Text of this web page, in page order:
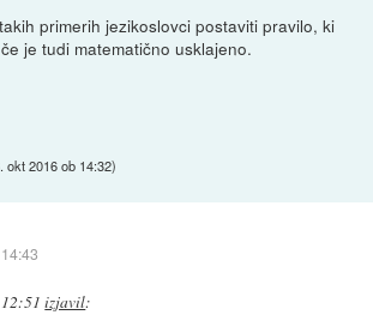
primerih jezikoslovci postaviti pravilo, ki
je tudi matematično usklajeno.
okt 2016 ob 14:32)
izjavil: